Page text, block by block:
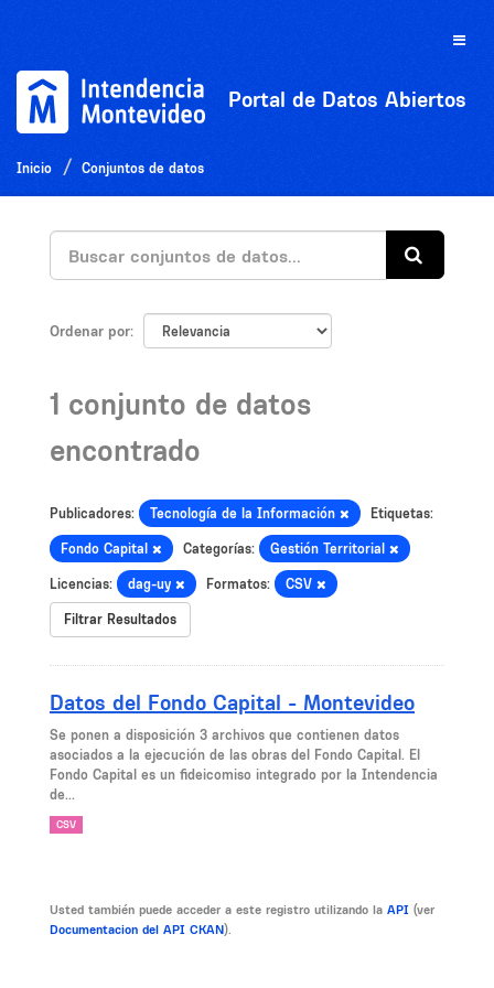
Toggle
Portal de Datos Abiertos
Inicio Conjuntos de datos
Ordenar por
1 conjunto de datos
encontrado
Publicadores: Tecnología de la Información Etiquetas:
Fondo Capital Categorías: Gestión Territorial
Licencias: dag-uy Formatos: CSV
Filtrar Resultados
Datos del Fondo Capital - Montevideo
Se ponen a disposición 3 archivos que contienen datos
asociados a la ejecución de las obras del Fondo Capital. El
Fondo Capital es un fideicomiso integrado por la Intendencia
de...
CSV
Usted también puede acceder a este registro utilizando la API (ver
Documentacion del API CKAN).